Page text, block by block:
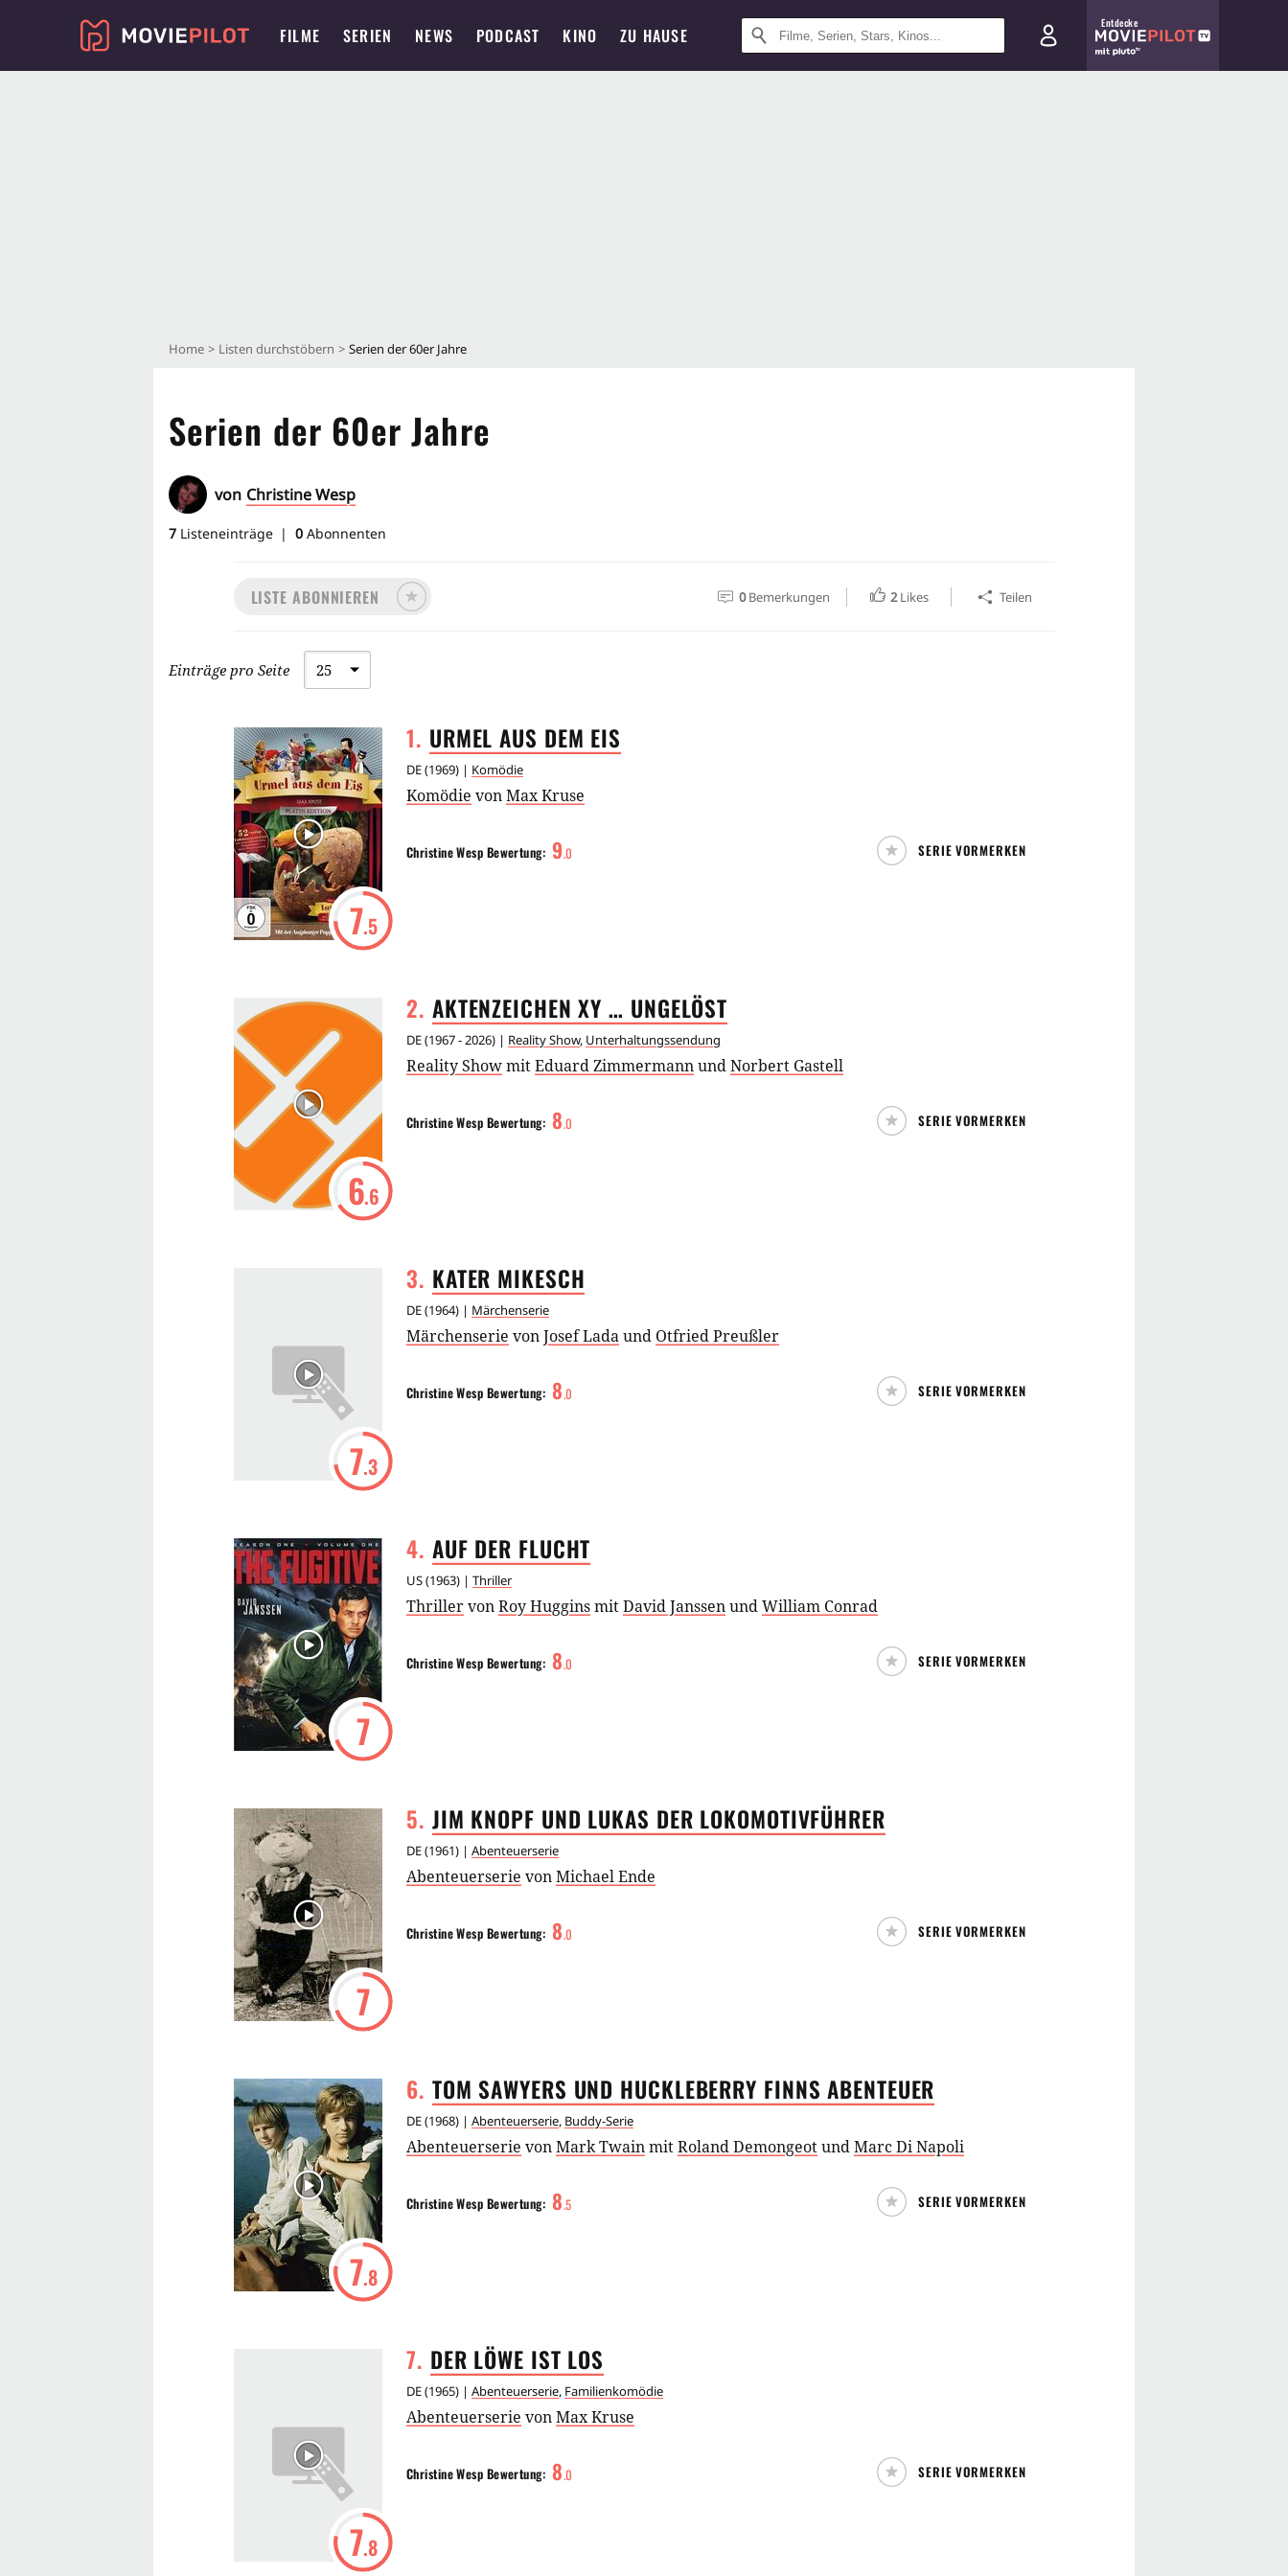
FILME SERIEN NEWS PODCAST KINO ZU HAUSE
Entdecke
Home Listen durchstöbern Serien der 60er Jahre
Serien der 60er Jahre
von Christine Wesp
7 Listeneinträge 0 Abonnenten
LISTE ABONNIEREN 0 Bemerkungen 2 Likes Teilen
Einträge pro Seite
1. URMEL AUS DEM EIS
DE(1969) | Komödie
7.5
Komödie vonMax Kruse
Christine Wesp Bewertung: 9.0 SERIE VORMERKEN
2. AKTENZEICHEN XY … UNGELÖST
DE(1967 - 2026) | Reality Show, Unterhaltungssendung
6.6
Reality ShowmitEduard ZimmermannundNorbert Gastell
Christine Wesp Bewertung: 8.0 SERIE VORMERKEN
3. KATER MIKESCH
DE(1964) | Märchenserie
7.3
Märchenserie vonJosef Ladaund Otfried Preußler
Christine Wesp Bewertung: 8.0 SERIE VORMERKEN
4. AUF DER FLUCHT
US(1963) | Thriller
7
ThrillervonRoy HugginsmitDavid JanssenundWilliam Conrad
Christine Wesp Bewertung: 8.0 SERIE VORMERKEN
5. JIM KNOPF UND LUKAS DER LOKOMOTIVFÜHRER
DE(1961) | Abenteuerserie
7
Abenteuerserie vonMichael Ende
Christine Wesp Bewertung: 8.0 SERIE VORMERKEN
6. TOM SAWYERS UND HUCKLEBERRY FINNSABENTEUER
DE(1968) | Abenteuerserie, Buddy-Serie
7.8
Abenteuerserie vonMark TwainmitRoland DemongeotundMarc Di Napoli
Christine Wesp Bewertung: 8.5 SERIE VORMERKEN
7. DER LÖWE IST LOS
DE(1965) | Abenteuerserie, Familienkomödie
7.8
Abenteuerserie vonMax Kruse
Christine Wesp Bewertung: 8.0 SERIE VORMERKEN